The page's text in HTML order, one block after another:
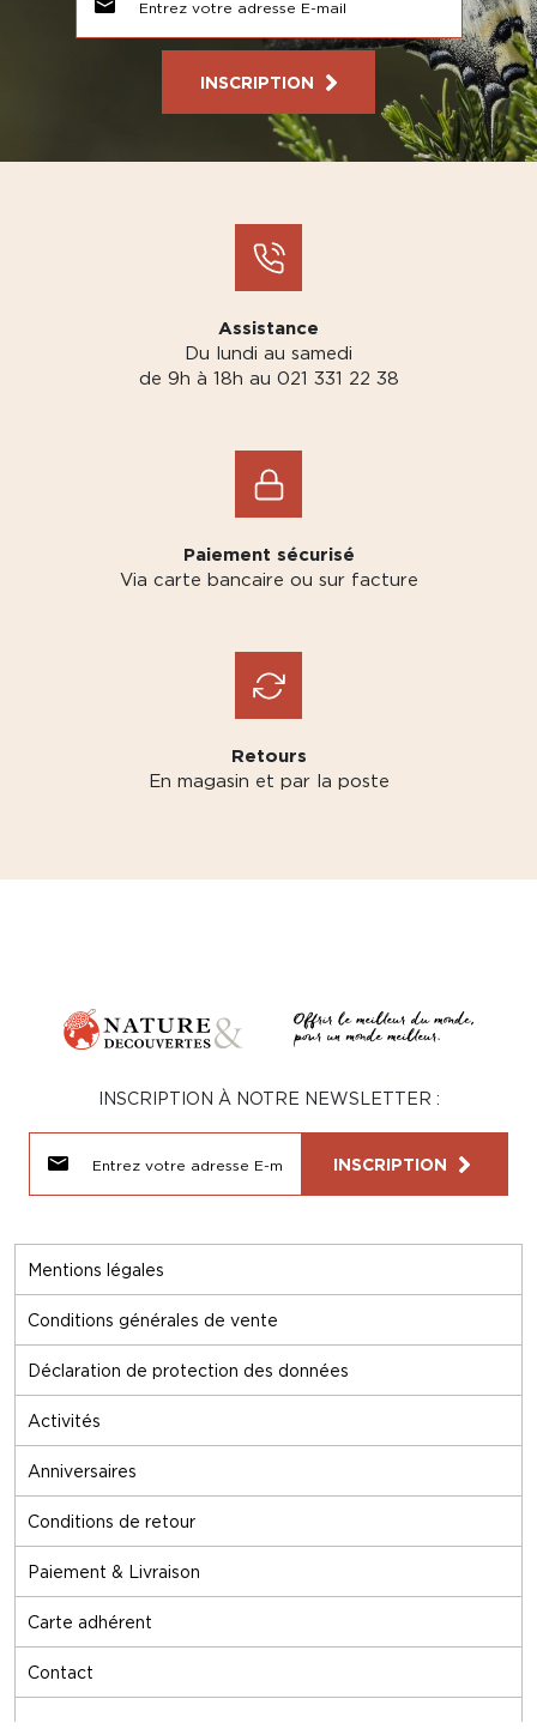
INSCRIPTION
Assistance
Du lundi au samedi
de 9h à 18h au 021 331 22 38
Paiement sécurisé
Via carte bancaire ou sur facture
Retours
En magasin et par la poste
Mentions légales
Conditions générales de vente
Déclaration de protection des données
Activités
Anniversaires
Conditions de retour
Paiement & Livraison
Carte adhérent
Contact
INSCRIPTION À NOTRE NEWSLETTER :
INSCRIPTION